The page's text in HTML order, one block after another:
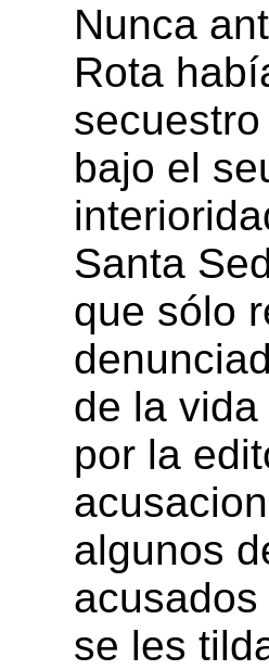
Nunca
Rota
bajo el
Santa
que sólo
de la
por la
algunos
se les